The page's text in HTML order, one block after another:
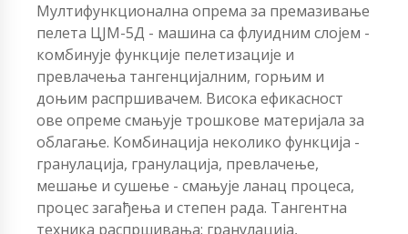
Мултифункционална опрема за премазивање
пелета ЦЈМ-5Д - машина са флуидним слојем -
комбинује функције пелетизације и
превлачења тангенцијалним, горњим и
доњим распршивачем. Висока ефикасност
ове опреме смањује трошкове материјала за
облагање. Комбинација неколико функција -
гранулација, гранулација, превлачење,
мешање и сушење - смањује ланац процеса,
процес загађења и степен рада. Тангентна
техника распршивања: гранулација,